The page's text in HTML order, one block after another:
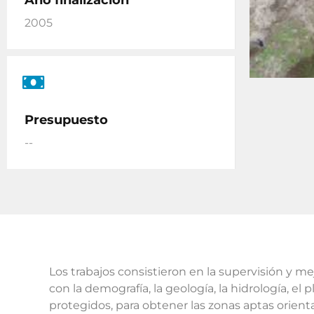
2005
Presupuesto
--
Los trabajos consistieron en la supervisión y
con la demografía, la geología, la hidrología,
protegidos, para obtener las zonas aptas